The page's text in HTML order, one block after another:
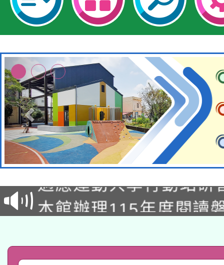
本校115學年度第2次
招)
本館辦理115年度閱讀
A3數位素養講師名單